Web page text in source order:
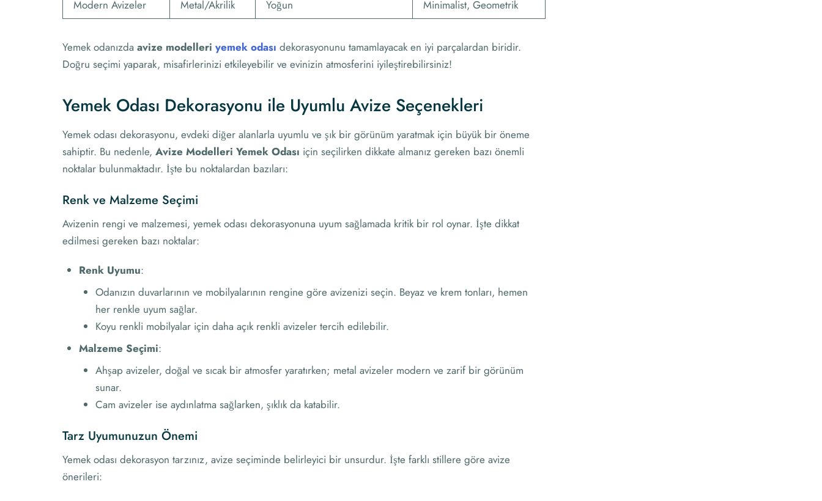
Modern Avizeler
Metal/Akrilik Yoğun Minimalist, Geometrik
Yemek odanızda avize modelleri yemek odası dekorasyonunu tamamlayacak en iyi parçalardan biridir.
Doğru seçimi yaparak, misafirlerinizi etkileyebilir ve evinizin atmosferini iyileştirebilirsiniz!
Yemek Odası Dekorasyonu ile Uyumlu Avize Seçenekleri
Yemek odası dekorasyonu, evdeki diğer alanlarla uyumlu ve şık bir görünüm yaratmak için büyük bir öneme
sahiptir. Bu nedenle, Avize Modelleri Yemek Odası için seçilirken dikkate almanız gereken bazı önemli
noktalar bulunmaktadır. İşte bu noktalardan bazıları:
Renk ve Malzeme Seçimi
Avizenin rengi ve malzemesi, yemek odası dekorasyonuna uyum sağlamada kritik bir rol oynar. İşte dikkat
edilmesi gereken bazı noktalar:
Renk Uyumu:
Odanızın duvarlarının ve mobilyalarının rengine göre avizenizi seçin. Beyaz ve krem tonları, hemen
her renkle uyum sağlar.
Koyu renkli mobilyalar için daha açık renkli avizeler tercih edilebilir.
Malzeme Seçimi:
Ahşap avizeler, doğal ve sıcak bir atmosfer yaratırken; metal avizeler modern ve zarif bir görünüm
sunar.
Cam avizeler ise aydınlatma sağlarken, şıklık da katabilir.
Tarz Uyumunuzun Önemi
Yemek odası dekorasyon tarzınız, avize seçiminde belirleyici bir unsurdur. İşte farklı stillere göre avize
önerileri: